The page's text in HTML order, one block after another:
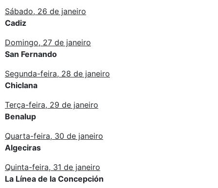
Sábado, 26 de janeiro
Cadiz
Domingo, 27 de janeiro
San Fernando
Segunda-feira, 28 de janeiro
Chiclana
Terça-feira, 29 de janeiro
Benalup
Quarta-feira, 30 de janeiro
Algeciras
Quinta-feira, 31 de janeiro
La Línea de la Concepción